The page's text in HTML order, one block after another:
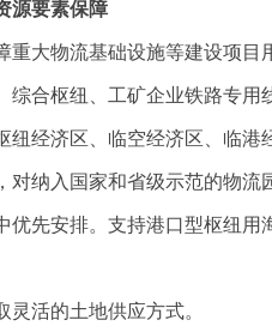
源要素保障
大物流基础设施等建设项目
枢纽、工矿企业铁路专用
纽经济区、临空经济区、临
对纳入国家和省级示范的物
优先安排。支持港口型枢纽
活的土地供应方式。